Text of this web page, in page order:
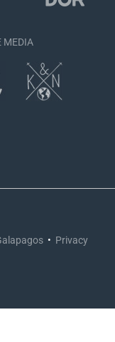
MEDIA
• Privacy